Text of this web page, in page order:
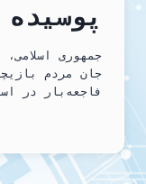
پوسیده
جمهوری
جان مردم
فاجعه‌بار در